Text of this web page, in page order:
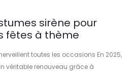
sirène pour
fêtes à thème
toutes les occasions En 2025,
véritable renouveau grâce à